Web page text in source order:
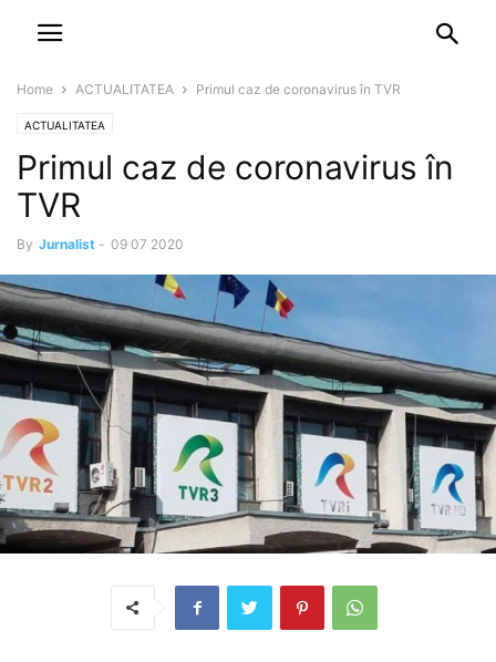
Home ACTUALITATEA Primul caz de coronavirus în TVR
ACTUALITATEA
Primul caz de coronavirus în
TVR
By Jurnalist - 09 07 2020